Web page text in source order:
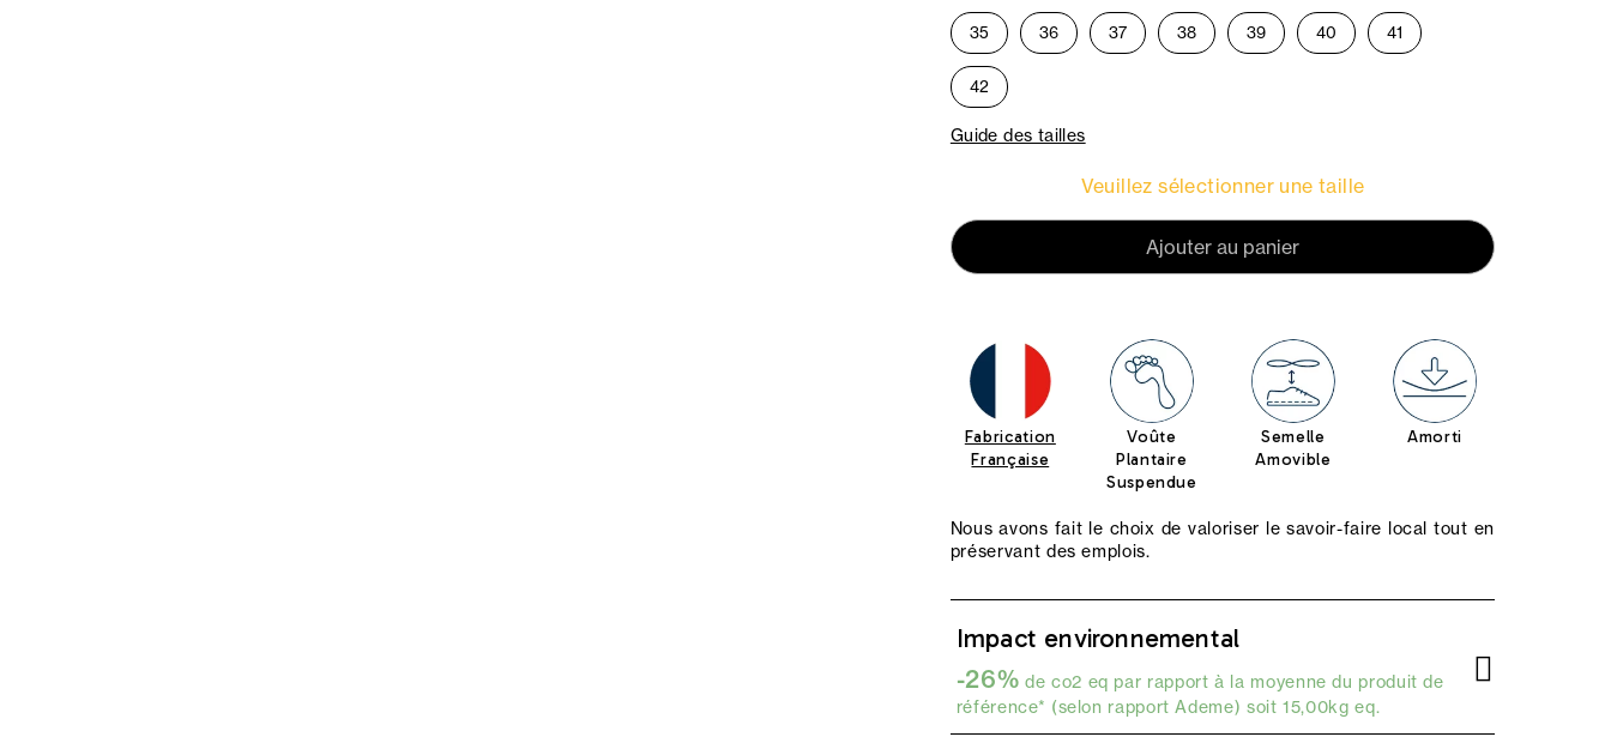
35 36 37 38 39 40 41
42
Guide des tailles
Veuillez sélectionner une taille
Ajouter au panier
Fabrication
Française
Voûte
Plantaire
Suspendue
Semelle
Amovible
Amorti
Nous avons fait le choix de valoriser le savoir-faire local tout en
préservant des emplois.
Impact environnemental
-26% de co2 eq par rapport à la moyenne du produit de
référence* (selon rapport Ademe) soit 15,00kg eq.